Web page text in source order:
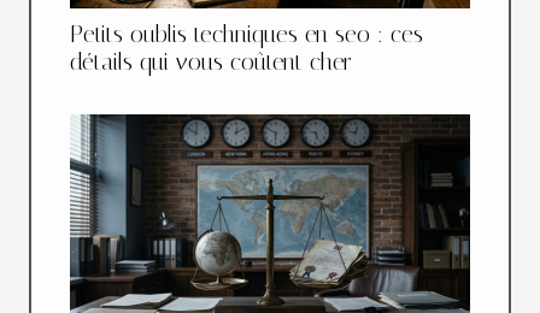
Petits oublis techniques en seo : ces
détails qui vous coûtent cher